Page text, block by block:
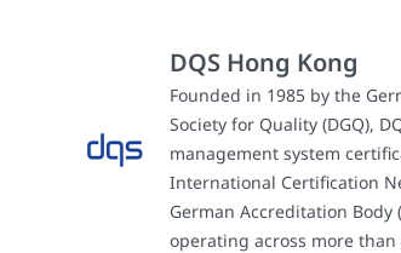
DQS Hong Kong
Founded in 1985 by the
Society for Quality (DGQ),
management system
International Certification
German Accreditation
operating across more